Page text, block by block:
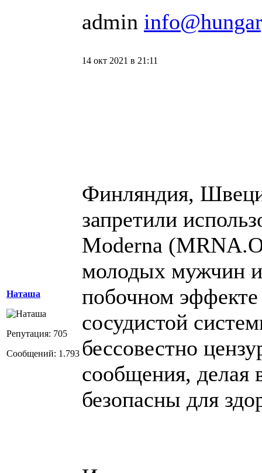
admin
Наташа
Репутация: 705
Сообщений: 1.793
14 окт 2021 в 21:11
Финляндия,
запретили
Moderna
молодых мужчин
побочном эффекте
сосудистой
бессовестно
сообщения, делая
безопасны для